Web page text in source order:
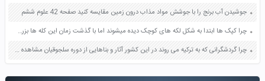
جوشیدن آب برنج را با جوشش مواد مذاب درون زمین مقایسه کنید صفحه 42 علوم ششم
چرا کپک ها ابتدا به شکل لکه های کوچک دیده میشوند اما با گذشت زمان این کله ها بزرگ تر میشوند و سرانجام همه سطح را می پوشانند ؟ صفحه 68 علوم هشتم
چرا گردشگرانی که به ترکیه می روند در این کشور آثار و بناهایی از دوره سلجوقیان مشاهده میکنند صفحه 82 مطالعات اجتماعی هشتم